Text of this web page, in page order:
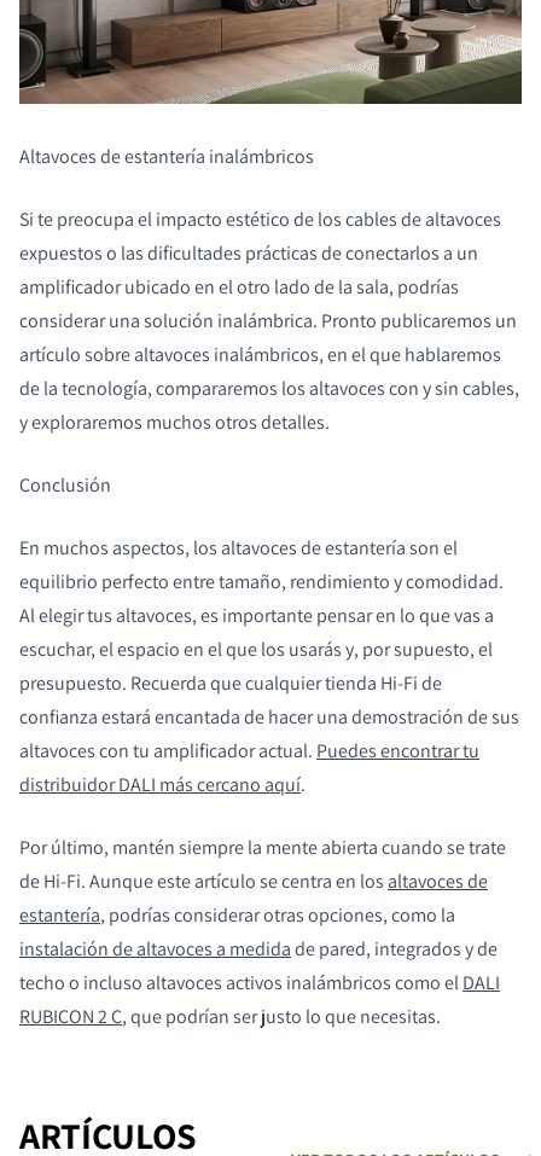
Altavoces de estantería inalámbricos
Si te preocupa el impacto estético de los cables de altavoces
expuestos o las dificultades prácticas de conectarlos a un
amplificador ubicado en el otro lado de la sala, podrías
considerar una solución inalámbrica. Pronto publicaremos un
artículo sobre altavoces inalámbricos, en el que hablaremos
de la tecnología, compararemos los altavoces con y sin cables,
y exploraremos muchos otros detalles.
Conclusión
En muchos aspectos, los altavoces de estantería son el
equilibrio perfecto entre tamaño, rendimiento y comodidad.
Al elegir tus altavoces, es importante pensar en lo que vas a
escuchar, el espacio en el que los usarás y, por supuesto, el
presupuesto. Recuerda que cualquier tienda Hi-Fi de
confianza estará encantada de hacer una demostración de sus
altavoces con tu amplificador actual. Puedes encontrar tu
distribuidor DALI más cercano aquí.
Por último, mantén siempre la mente abierta cuando se trate
de Hi-Fi. Aunque este artículo se centra en los altavoces de
estantería, podrías considerar otras opciones, como la
instalación de altavoces a medidade pared, integrados y de
techo o incluso altavoces activos inalámbricos como elDALI
RUBICON 2 C, que podrían ser justo lo que necesitas.
ARTÍCULOS